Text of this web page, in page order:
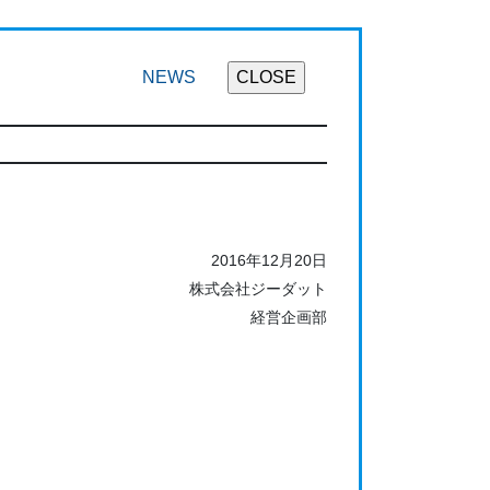
NEWS
2016年12月20日
株式会社ジーダット
経営企画部